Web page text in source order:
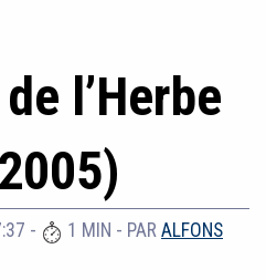
l’Herbe
- 1 MIN - PAR ALFONS